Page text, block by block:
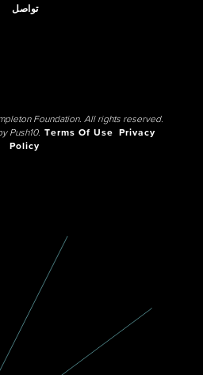
تواصل
Foundation. All rights reserved.
Push10. Terms Of Use
Privacy
Policy